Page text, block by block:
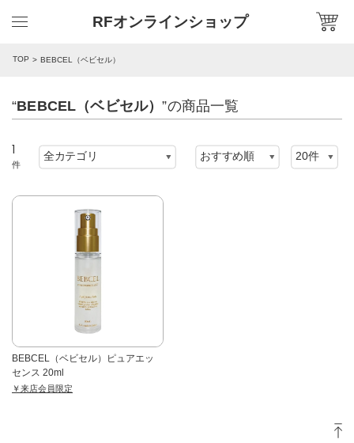
RFオンラインショップ
TOP BEBCEL（ベビセル）
“BEBCEL（ベビセル）”の商品一覧
1
件
BEBCEL（ベビセル）ピュアエッ
センス 20ml
￥来店会員限定